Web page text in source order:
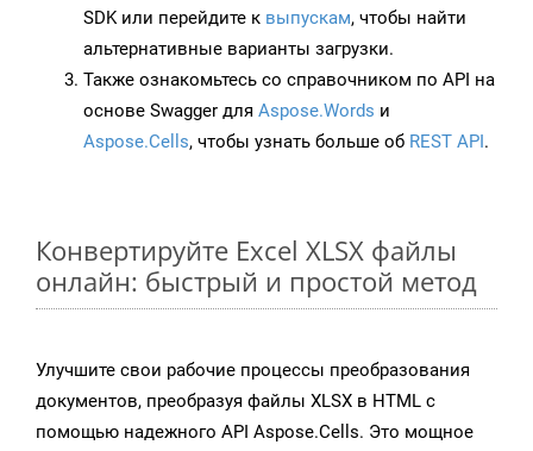
SDK или перейдите к выпускам, чтобы найти
альтернативные варианты загрузки.
Также ознакомьтесь со справочником по API на
основе Swagger для Aspose.Words и
Aspose.Cells, чтобы узнать больше об REST API.
Конвертируйте Excel XLSX файлы
онлайн: быстрый и простой метод
Улучшите свои рабочие процессы преобразования
документов, преобразуя файлы XLSX в HTML с
помощью надежного API Aspose.Cells. Это мощное